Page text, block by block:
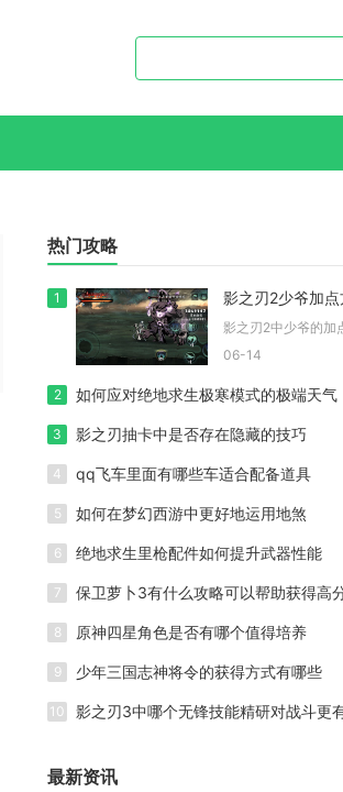
热门攻略
1 影之刃2少爷加
06-14
2 如何应对绝地求生极寒模式的极端天气
3 影之刃抽卡中是否存在隐藏的技巧
4 qq飞车里面有哪些车适合配备道具
5 如何在梦幻西游中更好地运用地煞
6 绝地求生里枪配件如何提升武器性能
7 保卫萝卜3有什么攻略可以帮助获得高
8 原神四星角色是否有哪个值得培养
9 少年三国志神将令的获得方式有哪些
10 影之刃3中哪个无锋技能精研对战斗更
最新资讯